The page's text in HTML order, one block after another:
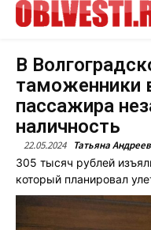
В
таможенники
пассажира
наличность
22.05.2024 Татьяна
305 тысяч рублей
который планировал